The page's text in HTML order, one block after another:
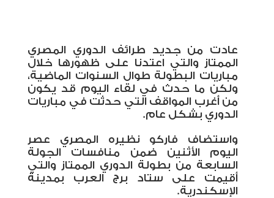
عادت من جديد طرائف الدوري المصري
الممتاز والتي اعتدنا على ظهورها خلال
مباريات البطولة طوال السنوات الماضية،
ولكن ما حدث في لقاء اليوم قد يكون
من أغرب المواقف التي حدثت في مباريات
الدوري بشكل عام.
واستضاف فاركو نظيره المصري عصر
اليوم الأثنين ضمن منافسات الجولة
السابعة من بطولة الدوري الممتاز والتي
أقيمت على ستاد برج العرب بمدينة
الإسكندرية.